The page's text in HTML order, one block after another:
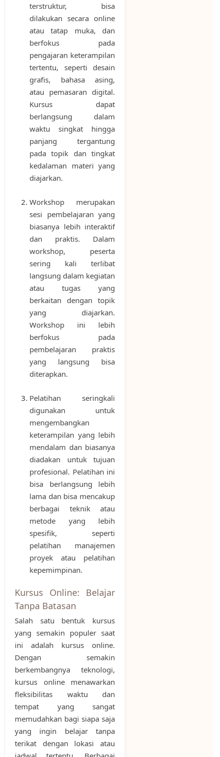
terstruktur, bisa
dilakukan secara online
atau tatap muka, dan
berfokus pada
pengajaran keterampilan
tertentu, seperti desain
grafis, bahasa asing,
atau pemasaran digital.
Kursus dapat
berlangsung dalam
waktu singkat hingga
panjang tergantung
pada topik dan tingkat
kedalaman materi yang
diajarkan.
Workshop merupakan
sesi pembelajaran yang
biasanya lebih interaktif
dan praktis. Dalam
workshop, peserta
sering kali terlibat
langsung dalam kegiatan
atau tugas yang
berkaitan dengan topik
yang diajarkan.
Workshop ini lebih
berfokus pada
pembelajaran praktis
yang langsung bisa
diterapkan.
Pelatihan seringkali
digunakan untuk
mengembangkan
keterampilan yang lebih
mendalam dan biasanya
diadakan untuk tujuan
profesional. Pelatihan ini
bisa berlangsung lebih
lama dan bisa mencakup
berbagai teknik atau
metode yang lebih
spesifik, seperti
pelatihan manajemen
proyek atau pelatihan
kepemimpinan.
Kursus Online: Belajar
Tanpa Batasan
Salah satu bentuk kursus
yang semakin populer saat
ini adalah kursus online.
Dengan semakin
berkembangnya teknologi,
kursus online menawarkan
fleksibilitas waktu dan
tempat yang sangat
memudahkan bagi siapa saja
yang ingin belajar tanpa
terikat dengan lokasi atau